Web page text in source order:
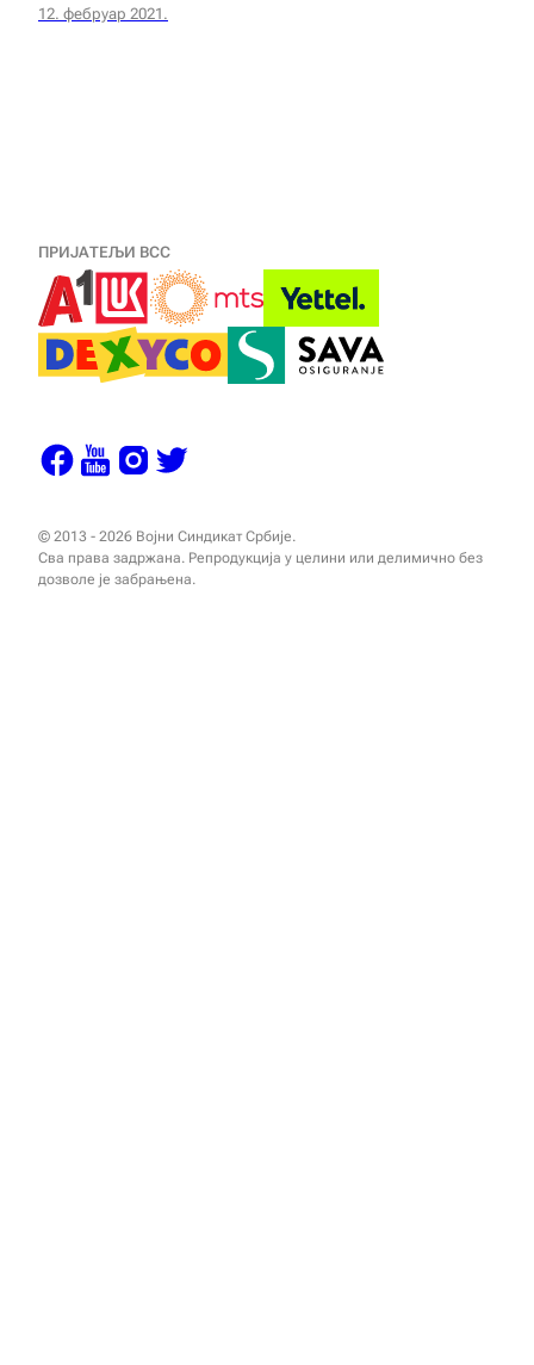
12. фебруар 2021.
ПРИЈАТЕЉИ ВСС
© 2013 - 2026 Војни Синдикат Србије.
Сва права задржана. Репродукција у целини или делимично без
дозволе је забрањена.